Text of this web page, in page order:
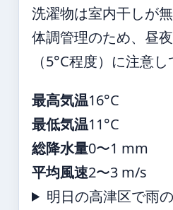
洗濯物は室内干しが無
体調管理のため、昼
（5°C程度）に注意し
最高気温16°C
最低気温11°C
総降水量0〜1 mm
平均風速2〜3 m/s
明日の高津区で雨